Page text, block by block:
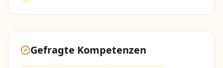
Gefragte Kompetenzen